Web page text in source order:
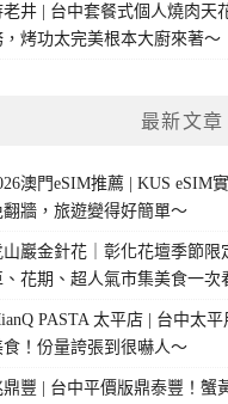
老井 | 台中套餐式個人燒肉天
，烤功太完美根本大廚來著～
最新文章
澳門eSIM推薦 | KUS eSIM
翻牆，旅遊變得好簡單～
山巖金針花｜彰化花壇季節限
、花期、超人氣市集美食一次
PASTA 太平店 | 台中太
食！份量誇張到很嚇人～
鼎豐 | 台中平價版鼎泰豐！蟹